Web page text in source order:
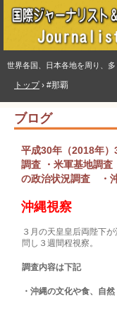
世界各国、日本各地を周り、
トップ› #那覇
ブログ
平成30年（2018年
調査 ・米軍基地調
の政治状況調査 ・
沖縄視察
３月の天皇皇后両陛下
問し３週間程視察。
調査内容は下記
・沖縄の文化や食、自